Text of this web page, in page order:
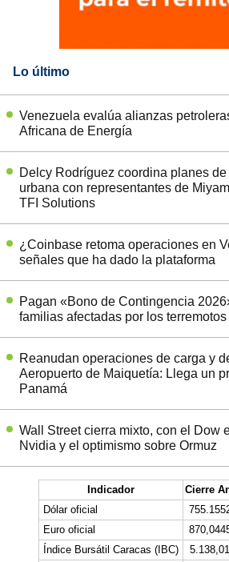
Lo último
Venezuela evalúa alianzas
Africana de Energía
Delcy Rodríguez coordina planes
urbana con representantes de
TFI Solutions
¿Coinbase retoma operaciones en
señales que ha dado la plataforma
Pagan «Bono de Contingencia
familias afectadas por los
Reanudan operaciones de carga y
Aeropuerto de Maiquetía: Llega un
Panamá
Wall Street cierra mixto, con el Dow
Nvidia y el optimismo sobre Ormuz
Indicador Cierre
Dólar oficial
Euro oficial
Índice Bursátil Caracas (IBC)
5.138,01